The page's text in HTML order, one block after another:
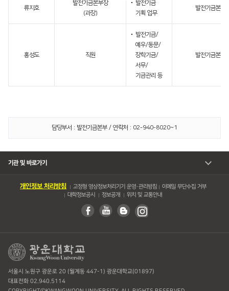
류지호
발전기금본부장
(과장)
발전기금
기획 업무
발전기금본부
홍성도 직원
발전기금/
예우/동문/
장학기금/
서무/
기금관리 등
발전기금본부
담당부서 : 발전기금본부 / 연락처 : 02-940-8020~1
기관 및 바로가기
개인정보 처리방침 고정형 영상정보처리기기 운영・관리방침
이메일 무단수집 거부
대학정보공시
정보공개 위치 및 교통안내
서울시 노원구 광운로 20 (월계동 447-1) 광운대학교(01897)
대표전화 02.940.5114